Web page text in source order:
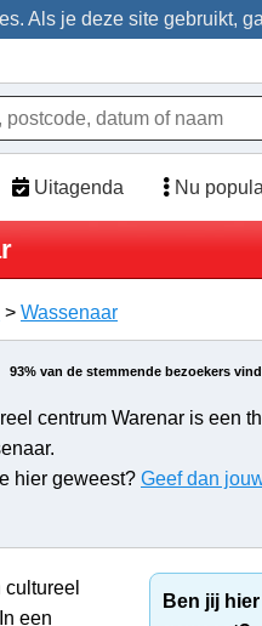
Als je deze site gebruikt,
Uitagenda Nu
> Wassenaar
93% van de stemmende bezoekers
centrum Warenar is een
hier geweest? Geef dan
Ben jij
een